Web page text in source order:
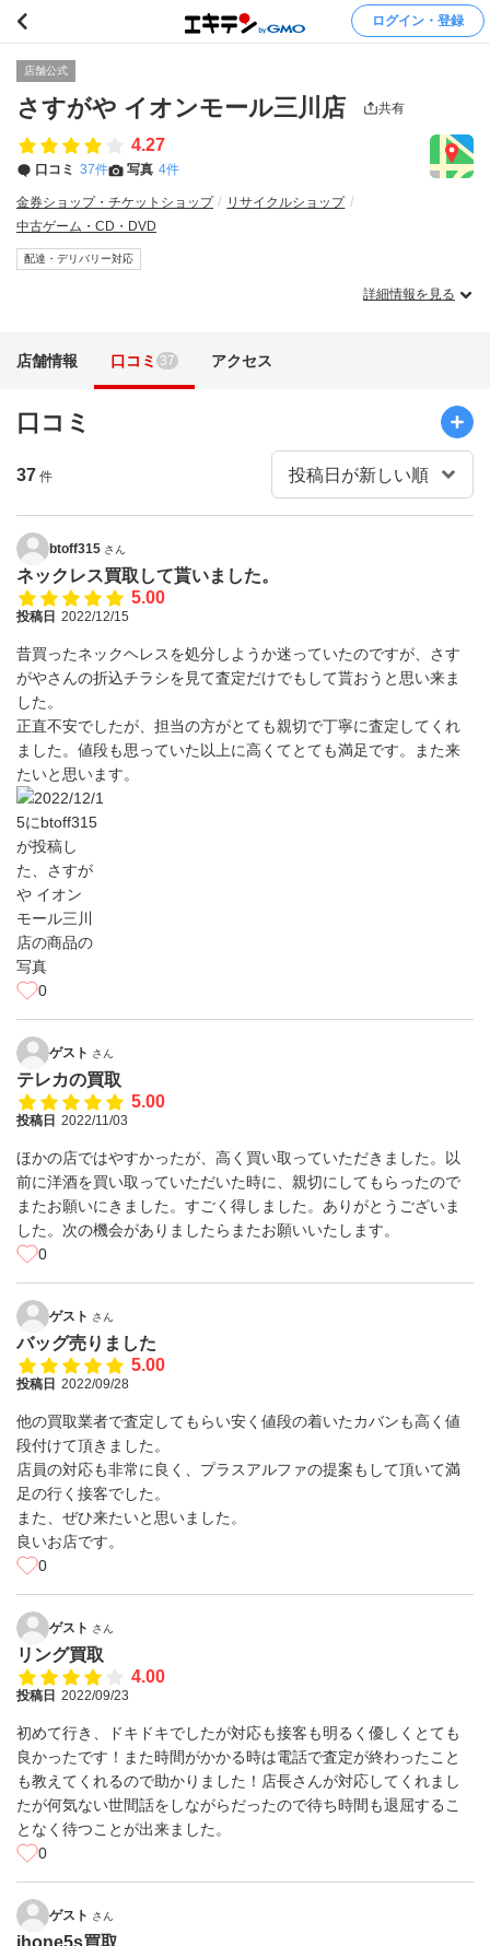
ログイン・登録
店舗公式
さすがや イオンモール三川店 共有
4.27
口コミ 37件 写真 4件
金券ショップ・チケットショップ
リサイクルショップ
中古ゲーム・CD・DVD
配達・デリバリー対応
詳細情報を見る
店舗情報 口コミ 37 アクセス
口コミ
37 件
btoff315 さん
ネックレス買取して貰いました。
5.00
投稿日 2022/12/15
昔買ったネックヘレスを処分しようか迷っていたのですが、さす
がやさんの折込チラシを見て査定だけでもして貰おうと思い来ま
した。
正直不安でしたが、担当の方がとても親切で丁寧に査定してくれ
ました。値段も思っていた以上に高くてとても満足です。また来
たいと思います。
0
ゲスト さん
テレカの買取
5.00
投稿日 2022/11/03
ほかの店ではやすかったが、高く買い取っていただきました。以
前に洋酒を買い取っていただいた時に、親切にしてもらったので
またお願いにきました。すごく得しました。ありがとうございま
した。次の機会がありましたらまたお願いいたします。
0
ゲスト さん
バッグ売りました
5.00
投稿日 2022/09/28
他の買取業者で査定してもらい安く値段の着いたカバンも高く値
段付けて頂きました。
店員の対応も非常に良く、プラスアルファの提案もして頂いて満
足の行く接客でした。
また、ぜひ来たいと思いました。
良いお店です。
0
ゲスト さん
リング買取
4.00
投稿日 2022/09/23
初めて行き、ドキドキでしたが対応も接客も明るく優しくとても
良かったです！また時間がかかる時は電話で査定が終わったこと
も教えてくれるので助かりました！店長さんが対応してくれまし
たが何気ない世間話をしながらだったので待ち時間も退屈するこ
となく待つことが出来ました。
0
ゲスト さん
ihone5s買取